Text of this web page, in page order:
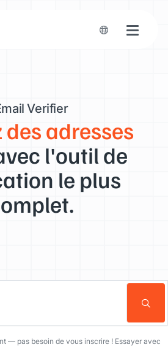
Toggle
Verifier
adresses
l'outil de
le plus
— pas besoin de vous inscrire ! Essayer avec